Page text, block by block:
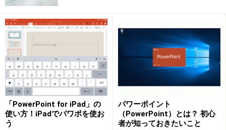
背景の写真と立体的な棒で魅せるグラフ
プレゼンで聞き手の注目を集めるには、グラフを作
成しただけでは不十分です。グラフのイメージを描
きたてる写真や立体感のある棒を使って魅力的なグ
ラフを作ります。
イラストの積み上げで作る「絵グラフ」
「絵グラフ」とは、棒グラフの棒の部分に、イラス
「PowerPoint for iPad」の
使い方！iPadでパワポを使お
う
パワーポイント
（PowerPoint）とは？ 初心
者が知っておきたいこと